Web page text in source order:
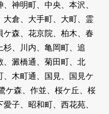
神明町、中央、本沢、
倉、大手町、大町、霊
ケ森、花京院、柏木、春
杉、川内、亀岡町、追
、澱橋通、菊田町、北
木町通、国見、国見ケ
ケ森、作並、桜ケ丘、桜
子、昭和町、西花苑、